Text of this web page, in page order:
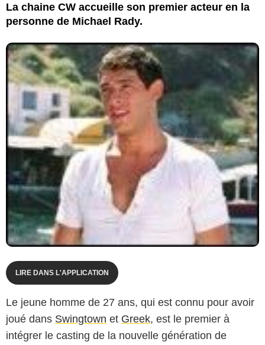
La chaine CW accueille son premier acteur en la
personne de Michael Rady.
LIRE DANS L'APPLICATION
Le jeune homme de 27 ans, qui est connu pour avoir
joué dans Swingtown et Greek, est le premier à
intégrer le casting de la nouvelle génération de